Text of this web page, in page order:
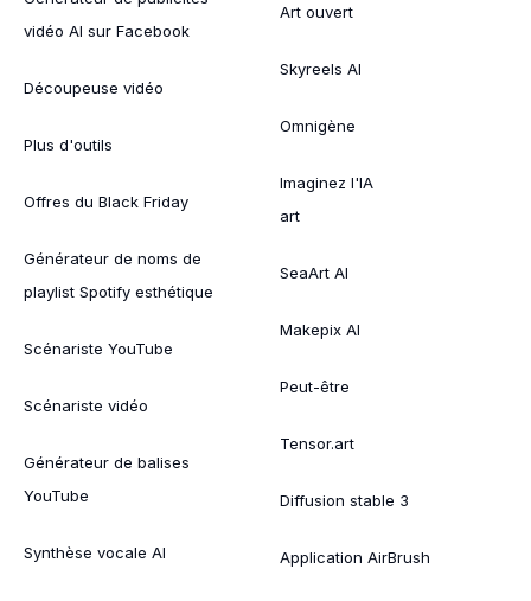
vidéo AI sur Facebook
Découpeuse vidéo
Plus d'outils
Offres du Black Friday
Générateur de noms de
playlist Spotify esthétique
Scénariste YouTube
Scénariste vidéo
Générateur de balises
YouTube
Synthèse vocale AI
Art ouvert
Skyreels AI
Omnigène
Imaginez l'IA
art
SeaArt AI
Makepix AI
Peut-être
Tensor.art
Diffusion stable 3
Application AirBrush